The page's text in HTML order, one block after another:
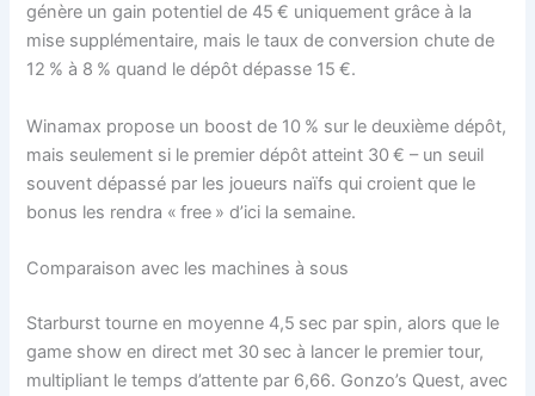
génère un gain potentiel de 45 € uniquement grâce à la
mise supplémentaire, mais le taux de conversion chute de
12 % à 8 % quand le dépôt dépasse 15 €.
Winamax propose un boost de 10 % sur le deuxième dépôt,
mais seulement si le premier dépôt atteint 30 € – un seuil
souvent dépassé par les joueurs naïfs qui croient que le
bonus les rendra « free » d’ici la semaine.
Comparaison avec les machines à sous
Starburst tourne en moyenne 4,5 sec par spin, alors que le
game show en direct met 30 sec à lancer le premier tour,
multipliant le temps d’attente par 6,66. Gonzo’s Quest, avec